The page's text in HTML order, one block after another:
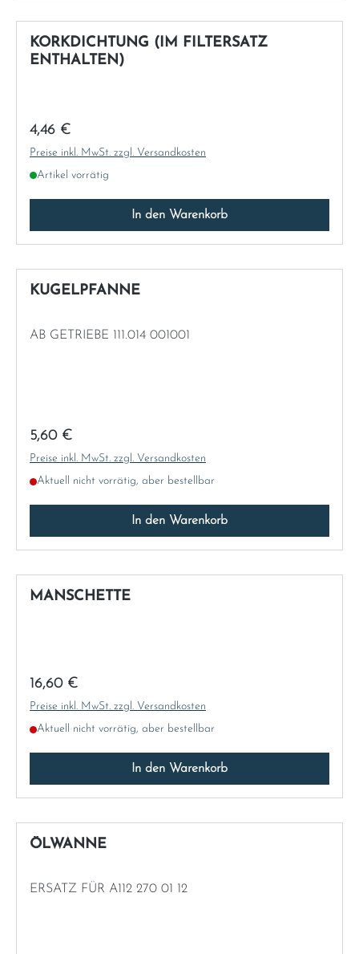
KORKDICHTUNG (IM FILTERSATZ
ENTHALTEN)
Regulärer Preis:
4,46 €
Preise inkl. MwSt. zzgl. Versandkosten
Artikel vorrätig
In den Warenkorb
KUGELPFANNE
AB GETRIEBE 111.014 001001
Regulärer Preis:
5,60 €
Preise inkl. MwSt. zzgl. Versandkosten
Aktuell nicht vorrätig, aber bestellbar
In den Warenkorb
MANSCHETTE
Regulärer Preis:
16,60 €
Preise inkl. MwSt. zzgl. Versandkosten
Aktuell nicht vorrätig, aber bestellbar
In den Warenkorb
ÖLWANNE
ERSATZ FÜR A112 270 01 12